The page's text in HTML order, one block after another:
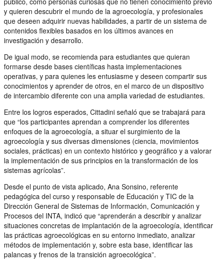
y quieren descubrir el mundo de la agroecología, y profesionales
que deseen adquirir nuevas habilidades, a partir de un sistema de
contenidos flexibles basados en los últimos avances en
investigación y desarrollo.
De igual modo, se recomienda para estudiantes que quieran
formarse desde bases científicas hasta implementaciones
operativas, y para quienes les entusiasme y deseen compartir sus
conocimientos y aprender de otros, en el marco de un dispositivo
de intercambio diferente con una amplia variedad de estudiantes.
Entre los logros esperados, Cittadini señaló que se trabajará para
que “los participantes aprendan a comprender los diferentes
enfoques de la agroecología, a situar el surgimiento de la
agroecología y sus diversas dimensiones (ciencia, movimientos
sociales, prácticas) en un contexto histórico y geográfico y a valorar
la implementación de sus principios en la transformación de los
sistemas agrícolas”.
Desde el punto de vista aplicado, Ana Sonsino, referente
pedagógica del curso y responsable de Educación y TIC de la
Dirección General de Sistemas de Información, Comunicación y
Procesos del INTA, indicó que “aprenderán a describir y analizar
situaciones concretas de implantación de la agroecología, identificar
las prácticas agroecológicas en su entorno inmediato, analizar
métodos de implementación y, sobre esta base, identificar las
palancas y frenos de la transición agroecológica”.